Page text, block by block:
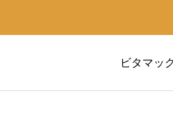
ビタマッ